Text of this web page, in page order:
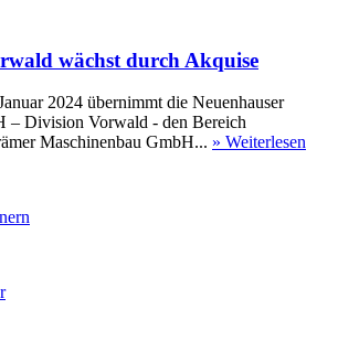
wächst durch Akquise
2024 übernimmt die Neuenhauser
– Division Vorwald - den Bereich
Maschinenbau GmbH... » Weiterlesen